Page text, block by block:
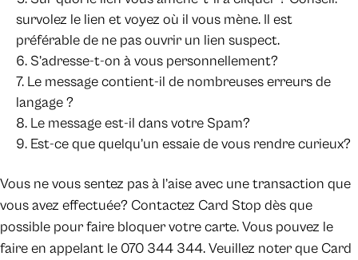
survolez le lien et voyez où il vous mène. Il est
préférable de ne pas ouvrir un lien suspect.
S’adresse-t-on à vous personnellement?
Le message contient-il de nombreuses erreurs de
langage ?
Le message est-il dans votre Spam?
Est-ce que quelqu’un essaie de vous rendre curieux?
Vous ne vous sentez pas à l’aise avec une transaction que
vous avez effectuée? Contactez Card Stop dès que
possible pour faire bloquer votre carte. Vous pouvez le
faire en appelant le 070 344 344. Veuillez noter que Card